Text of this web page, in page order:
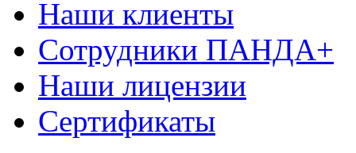
Наши клиенты
Сотрудники ПАНДА+
Наши лицензии
Сертификаты